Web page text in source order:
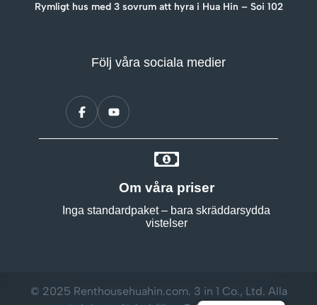
Rymligt hus med 3 sovrum att hyra i Hua Hin – Soi 102
Följ våra sociala medier
Om våra priser
Inga standardpaket – bara skräddarsydda
vistelser
© 2025 Renthousehuahin.com. 3 in 1 Co., Ltd. Alla